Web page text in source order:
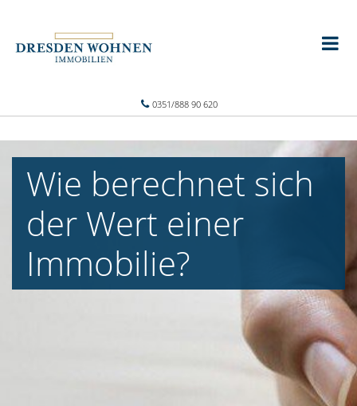
0351/888 90 620
Wie berechnet sich
der Wert einer
Immobilie?